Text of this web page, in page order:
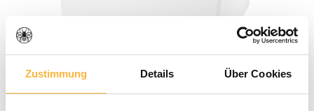
Zustimmung Details Über Cookies